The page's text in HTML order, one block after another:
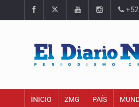
+52
INICIO ZMG PAÍS